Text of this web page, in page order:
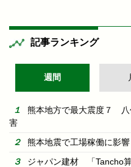
記事ランキング
週間
熊本地方で最大震度７ 八
害
熊本地震で工場稼働に影
ジャパン建材 「Tancho